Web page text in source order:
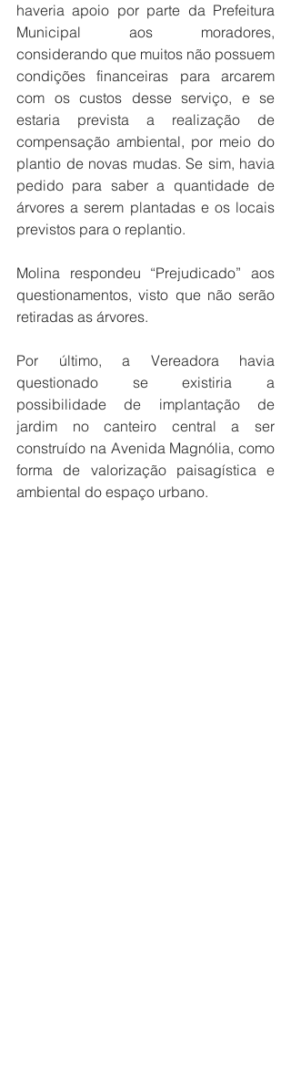
haveria apoio por parte da Prefeitura
Municipal aos moradores,
considerando que muitos não possuem
condições financeiras para arcarem
com os custos desse serviço, e se
estaria prevista a realização de
compensação ambiental, por meio do
plantio de novas mudas. Se sim, havia
pedido para saber a quantidade de
árvores a serem plantadas e os locais
previstos para o replantio.
Molina respondeu “Prejudicado” aos
questionamentos, visto que não serão
retiradas as árvores.
Por último, a Vereadora havia
questionado se existiria a
possibilidade de implantação de
jardim no canteiro central a ser
construído na Avenida Magnólia, como
forma de valorização paisagística e
ambiental do espaço urbano.